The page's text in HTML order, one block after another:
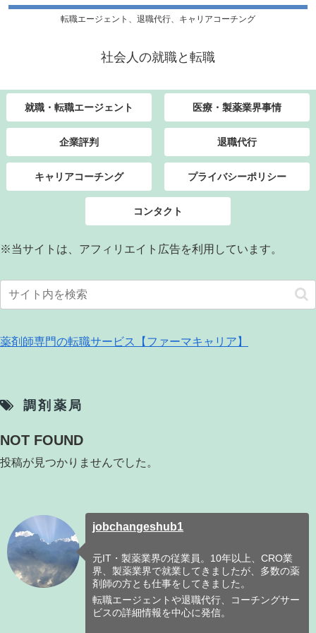
転職エージェント、退職代行、キャリアコーチング
社会人の就職と転職
就職・転職エージェント 医療・製薬業界事情
企業評判 退職代行
キャリアコーチング プライバシーポリシー
コンタクト
※当サイトは、アフィリエイト広告を利用しています。
薬剤師専門の転職サービス【ファーマキャリア】
調剤薬局
NOT FOUND
投稿が見つかりませんでした。
jobchangeshub1
元IT・製薬業界の従業員。10年以上、CRO業
界、製薬業界で就業してきましたが、多数の薬
剤師の方とも仕事をしてきました。
転職エージェントや退職代行、コーチングサー
ビスの詳細情報を中心に発信。